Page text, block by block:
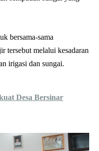
bersama-sama
tersebut melalui kesadaran
irigasi dan sungai.
Desa Bersinar